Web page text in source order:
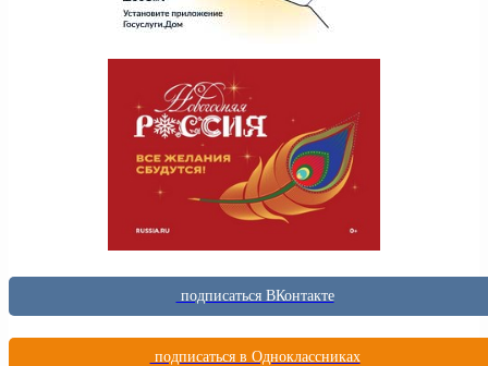
подписаться ВКонтакте
подписаться в Одноклассниках